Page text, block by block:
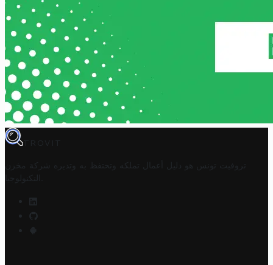
TROVIT
تروفيت تونس هو دليل أعمال تملكه وتحتفظ به وتديره
شركة مخزن
التكنولوجيا